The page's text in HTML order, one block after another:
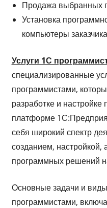
Продажа выбранных
Установка
компьютеры заказчика
Услуги 1С
специализированные
программистами,
разработке и
платформе
себя широкий спектр
созданием, настройкой,
программных решений
Основные задачи и
программистами,